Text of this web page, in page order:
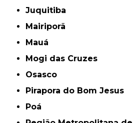
Juquitiba
Mairiporã
Mauá
Mogi das Cruzes
Osasco
Pirapora do Bom Jesus
Poá